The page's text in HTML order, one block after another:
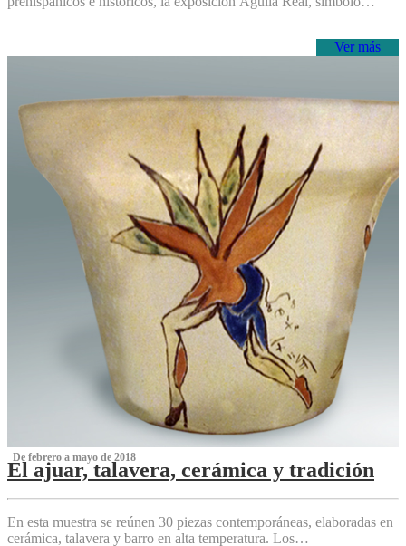
Ver más
‌ De febrero a mayo de 2018
El ajuar, talavera, cerámica y tradición
‌
En esta muestra se reúnen 30 piezas contemporáneas, elaboradas en
cerámica, talavera y barro en alta temperatura. Los…